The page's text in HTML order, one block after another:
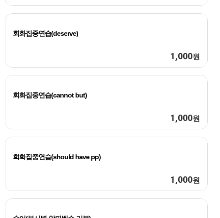
회화집중연습(deserve)
1,000원
회화집중연습(cannot but)
1,000원
회화집중연습(should have pp)
1,000원